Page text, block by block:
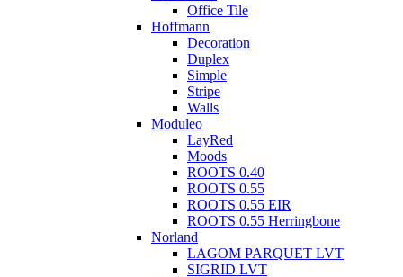
Office Tile
Hoffmann
Decoration
Duplex
Simple
Stripe
Walls
Moduleo
LayRed
Moods
ROOTS 0.40
ROOTS 0.55
ROOTS 0.55 EIR
ROOTS 0.55 Herringbone
Norland
LAGOM PARQUET LVT
SIGRID LVT